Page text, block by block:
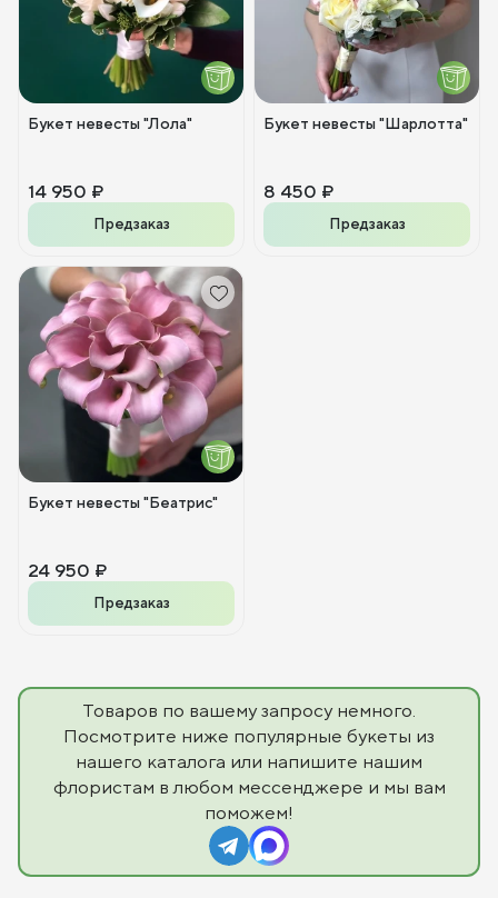
Букет невесты "Лола"
14 950 ₽
Предзаказ
Букет невесты "Шарлотта"
8 450 ₽
Предзаказ
Букет невесты "Беатрис"
24 950 ₽
Предзаказ
Товаров по вашему запросу немного.
Посмотрите ниже популярные букеты из
нашего каталога или напишите нашим
флористам в любом мессенджере и мы вам
поможем!